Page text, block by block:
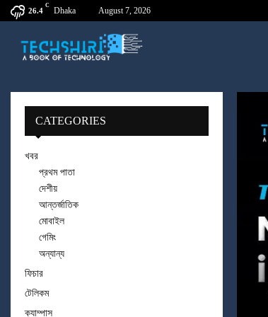
26.4
C
Dhaka August 7, 2026
CATEGORIES
খবর
প্রথম পাতা
দেশীয়
আন্তর্জাতিক
মোবাইল
গেমিং
অন্যান্য
ফিচার
টেলিকম
ক্যাম্পাস